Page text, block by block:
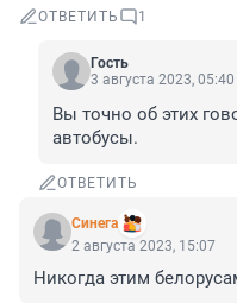
ОТВЕТИТЬ 1
Гость
3 августа 2023, 05:40
Вы точно об этих
автобусы.
ОТВЕТИТЬ
Синега
2 августа 2023, 15:07
Никогда этим